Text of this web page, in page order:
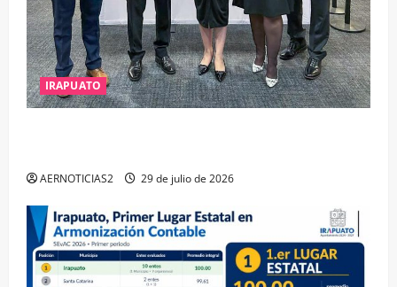
IRAPUATO
AERNOTICIAS2 29 de julio de 2026